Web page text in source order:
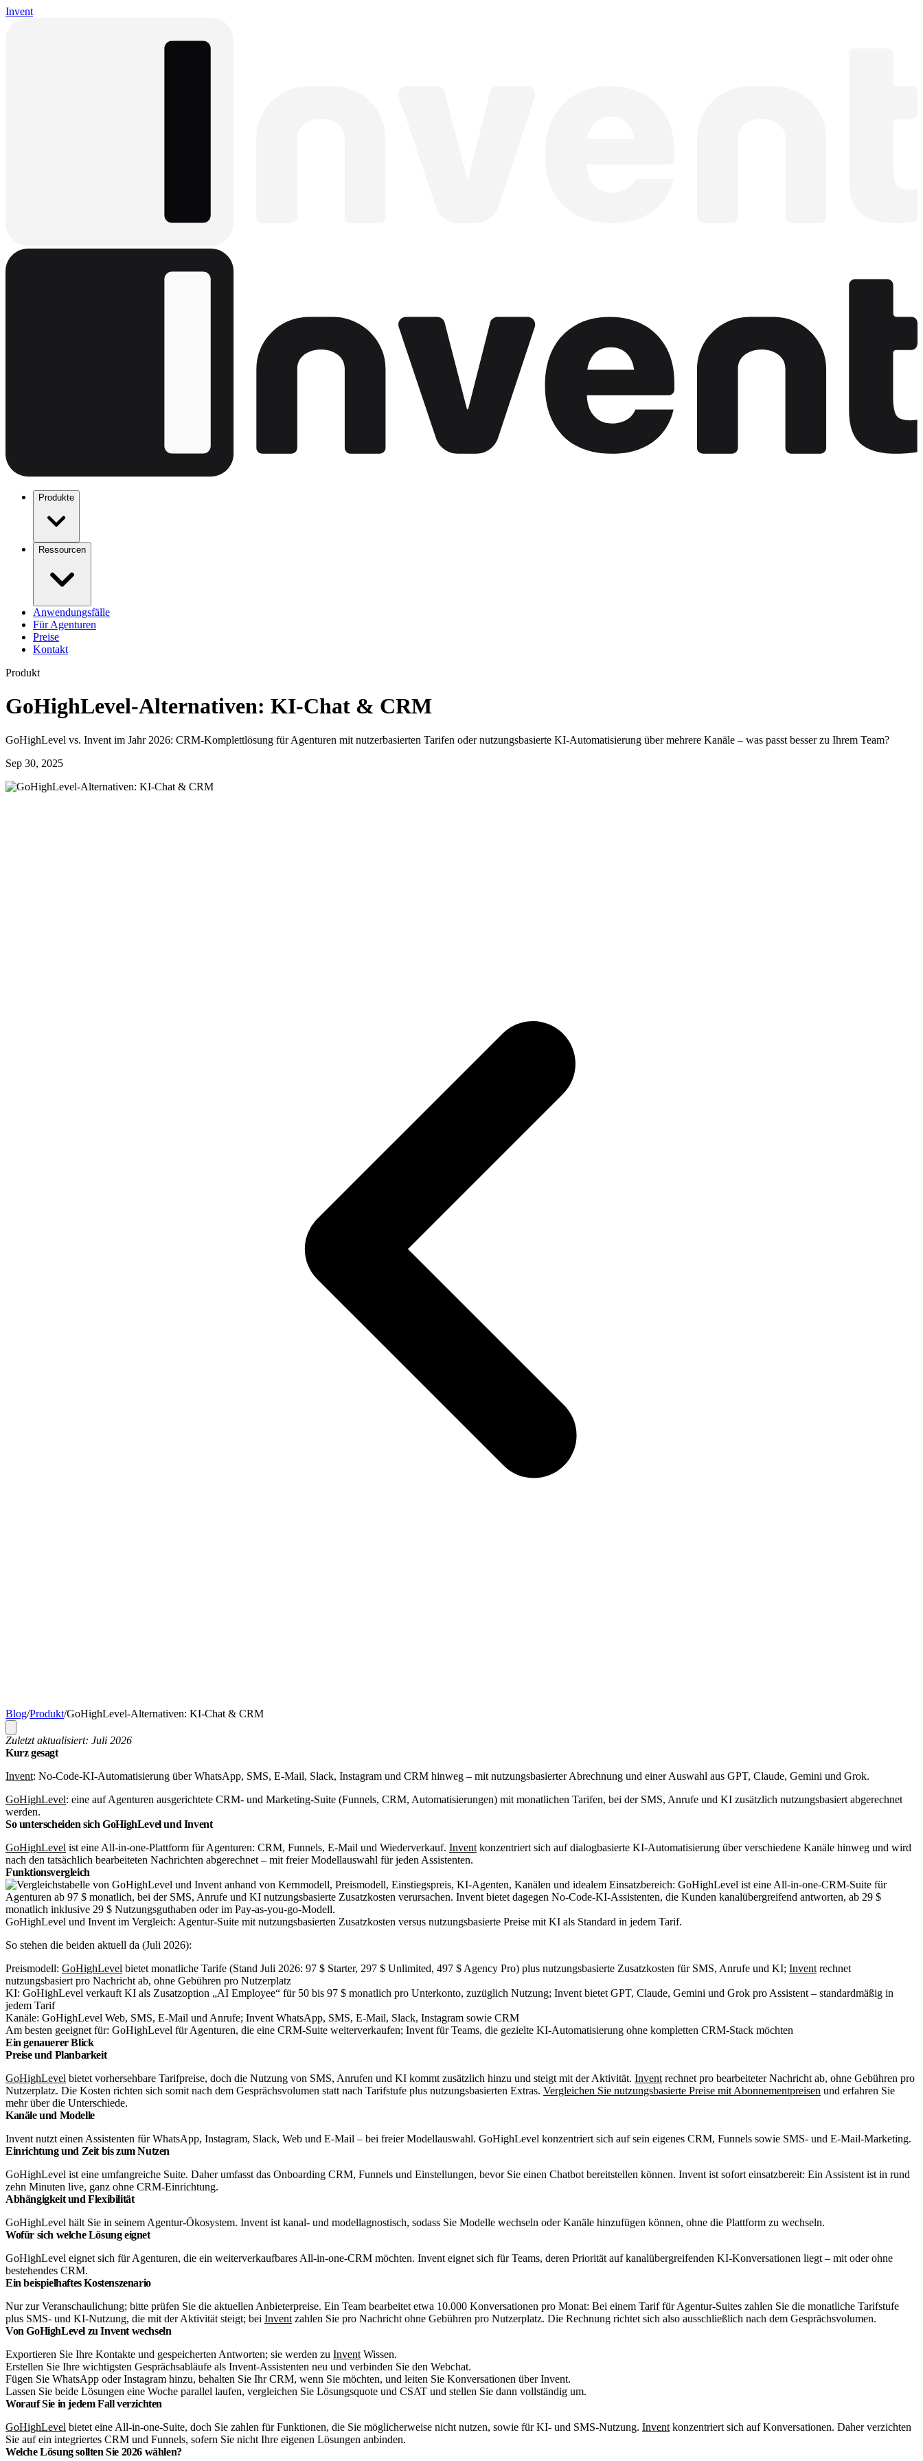
Invent
Produkte
Ressourcen
Anwendungsfälle
Für Agenturen
Preise
Kontakt
Produkt
GoHighLevel-Alternativen: KI-Chat & CRM
GoHighLevel vs. Invent im Jahr 2026: CRM-Komplettlösung für Agenturen mit nutzerbasierten Tarifen oder nutzungsbasierte KI-Automatisierung über mehrere Kanäle – was passt besser zu Ihrem Team?
Sep 30, 2025
Blog/Produkt/GoHighLevel-Alternativen: KI-Chat & CRM
Zuletzt aktualisiert: Juli 2026
Kurz gesagt
Invent: No-Code-KI-Automatisierung über WhatsApp, SMS, E-Mail, Slack, Instagram und CRM hinweg – mit nutzungsbasierter Abrechnung und einer Auswahl aus GPT, Claude, Gemini und Grok.
GoHighLevel: eine auf Agenturen ausgerichtete CRM- und Marketing-Suite (Funnels, CRM, Automatisierungen) mit monatlichen Tarifen, bei der SMS, Anrufe und KI zusätzlich nutzungsbasiert abgerechnet
werden.
So unterscheiden sich GoHighLevel und Invent
GoHighLevel ist eine All-in-one-Plattform für Agenturen: CRM, Funnels, E-Mail und Wiederverkauf. Invent konzentriert sich auf dialogbasierte KI-Automatisierung über verschiedene Kanäle hinweg und wird
nach den tatsächlich bearbeiteten Nachrichten abgerechnet – mit freier Modellauswahl für jeden Assistenten.
Funktionsvergleich
GoHighLevel und Invent im Vergleich: Agentur-Suite mit nutzungsbasierten Zusatzkosten versus nutzungsbasierte Preise mit KI als Standard in jedem Tarif.
So stehen die beiden aktuell da (Juli 2026):
Preismodell: GoHighLevel bietet monatliche Tarife (Stand Juli 2026: 97 $ Starter, 297 $ Unlimited, 497 $ Agency Pro) plus nutzungsbasierte Zusatzkosten für SMS, Anrufe und KI; Invent rechnet
nutzungsbasiert pro Nachricht ab, ohne Gebühren pro Nutzerplatz
KI: GoHighLevel verkauft KI als Zusatzoption „AI Employee“ für 50 bis 97 $ monatlich pro Unterkonto, zuzüglich Nutzung; Invent bietet GPT, Claude, Gemini und Grok pro Assistent – standardmäßig in
jedem Tarif
Kanäle: GoHighLevel Web, SMS, E-Mail und Anrufe; Invent WhatsApp, SMS, E-Mail, Slack, Instagram sowie CRM
Am besten geeignet für: GoHighLevel für Agenturen, die eine CRM-Suite weiterverkaufen; Invent für Teams, die gezielte KI-Automatisierung ohne kompletten CRM-Stack möchten
Ein genauerer Blick
Preise und Planbarkeit
GoHighLevel bietet vorhersehbare Tarifpreise, doch die Nutzung von SMS, Anrufen und KI kommt zusätzlich hinzu und steigt mit der Aktivität. Invent rechnet pro bearbeiteter Nachricht ab, ohne Gebühren pro
Nutzerplatz. Die Kosten richten sich somit nach dem Gesprächsvolumen statt nach Tarifstufe plus nutzungsbasierten Extras. Vergleichen Sie nutzungsbasierte Preise mit Abonnementpreisen und erfahren Sie
mehr über die Unterschiede.
Kanäle und Modelle
Invent nutzt einen Assistenten für WhatsApp, Instagram, Slack, Web und E-Mail – bei freier Modellauswahl. GoHighLevel konzentriert sich auf sein eigenes CRM, Funnels sowie SMS- und E-Mail-Marketing.
Einrichtung und Zeit bis zum Nutzen
GoHighLevel ist eine umfangreiche Suite. Daher umfasst das Onboarding CRM, Funnels und Einstellungen, bevor Sie einen Chatbot bereitstellen können. Invent ist sofort einsatzbereit: Ein Assistent ist in rund
zehn Minuten live, ganz ohne CRM-Einrichtung.
Abhängigkeit und Flexibilität
GoHighLevel hält Sie in seinem Agentur-Ökosystem. Invent ist kanal- und modellagnostisch, sodass Sie Modelle wechseln oder Kanäle hinzufügen können, ohne die Plattform zu wechseln.
Wofür sich welche Lösung eignet
GoHighLevel eignet sich für Agenturen, die ein weiterverkaufbares All-in-one-CRM möchten. Invent eignet sich für Teams, deren Priorität auf kanalübergreifenden KI-Konversationen liegt – mit oder ohne
bestehendes CRM.
Ein beispielhaftes Kostenszenario
Nur zur Veranschaulichung; bitte prüfen Sie die aktuellen Anbieterpreise. Ein Team bearbeitet etwa 10.000 Konversationen pro Monat: Bei einem Tarif für Agentur-Suites zahlen Sie die monatliche Tarifstufe
plus SMS- und KI-Nutzung, die mit der Aktivität steigt; bei Invent zahlen Sie pro Nachricht ohne Gebühren pro Nutzerplatz. Die Rechnung richtet sich also ausschließlich nach dem Gesprächsvolumen.
Von GoHighLevel zu Invent wechseln
Exportieren Sie Ihre Kontakte und gespeicherten Antworten; sie werden zu Invent Wissen.
Erstellen Sie Ihre wichtigsten Gesprächsabläufe als Invent-Assistenten neu und verbinden Sie den Webchat.
Fügen Sie WhatsApp oder Instagram hinzu, behalten Sie Ihr CRM, wenn Sie möchten, und leiten Sie Konversationen über Invent.
Lassen Sie beide Lösungen eine Woche parallel laufen, vergleichen Sie Lösungsquote und CSAT und stellen Sie dann vollständig um.
Worauf Sie in jedem Fall verzichten
GoHighLevel bietet eine All-in-one-Suite, doch Sie zahlen für Funktionen, die Sie möglicherweise nicht nutzen, sowie für KI- und SMS-Nutzung. Invent konzentriert sich auf Konversationen. Daher verzichten
Sie auf ein integriertes CRM und Funnels, sofern Sie nicht Ihre eigenen Lösungen anbinden.
Welche Lösung sollten Sie 2026 wählen?